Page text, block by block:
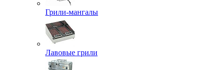
Грили-мангалы
Лавовые грили